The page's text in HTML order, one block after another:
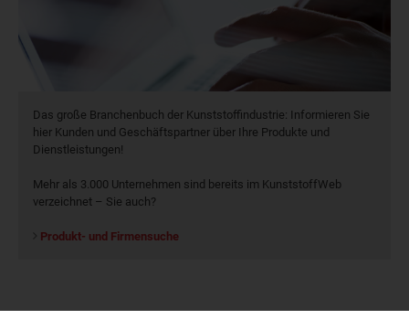
Das große Branchenbuch der Kunststoffindustrie: Informieren Sie
hier Kunden und Geschäftspartner über Ihre Produkte und
Dienstleistungen!
Mehr als 3.000 Unternehmen sind bereits im KunststoffWeb
verzeichnet – Sie auch?
Produkt- und Firmensuche